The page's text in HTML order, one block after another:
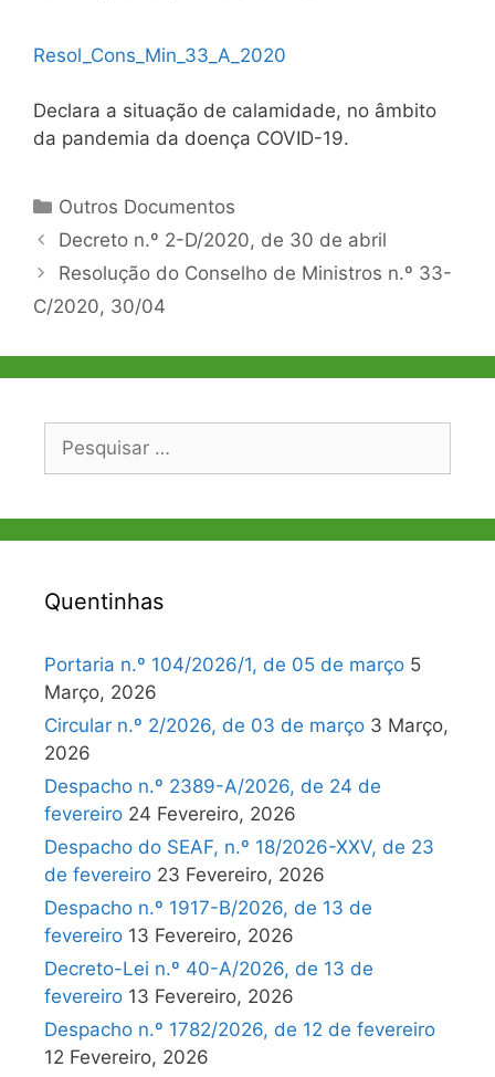
Resol_Cons_Min_33_A_2020
Declara a situação de calamidade, no âmbito
da pandemia da doença COVID-19.
Categorias
Outros Documentos
Navegação
de
Decreto n.º 2-D/2020, de 30 de abril
Resolução do Conselho de Ministros n.º 33-
C/2020, 30/04
Pesquisar
Quentinhas
Portaria n.º 104/2026/1, de 05 de março 5
Março, 2026
Circular n.º 2/2026, de 03 de março 3 Março,
2026
Despacho n.º 2389-A/2026, de 24 de
fevereiro 24 Fevereiro, 2026
Despacho do SEAF, n.º 18/2026-XXV, de 23
de fevereiro 23 Fevereiro, 2026
Despacho n.º 1917-B/2026, de 13 de
fevereiro 13 Fevereiro, 2026
Decreto-Lei n.º 40-A/2026, de 13 de
fevereiro 13 Fevereiro, 2026
Despacho n.º 1782/2026, de 12 de fevereiro
12 Fevereiro, 2026